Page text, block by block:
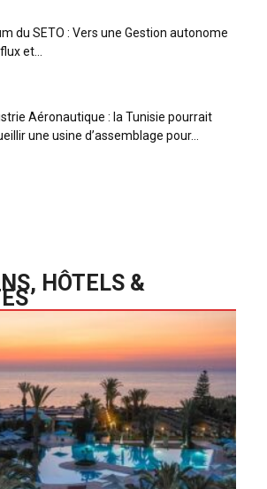
du SETO : Vers une Gestion autonome
et...
Aéronautique : la Tunisie pourrait
une usine d’assemblage pour...
HÔTELS &